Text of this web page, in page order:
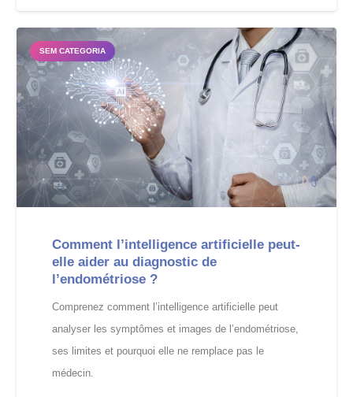
SEM CATEGORIA
Comment l’intelligence artificielle peut-
elle aider au diagnostic de
l’endométriose ?
Comprenez comment l’intelligence artificielle peut
analyser les symptômes et images de l’endométriose,
ses limites et pourquoi elle ne remplace pas le
médecin.